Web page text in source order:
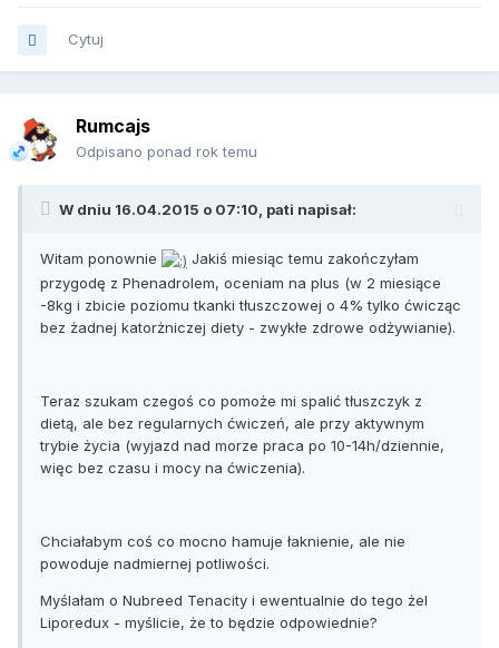
Cytuj
Rumcajs
Odpisano ponad rok temu
W dniu 16.04.2015 o 07:10, pati napisał:
Witam ponownie
Jakiś miesiąc temu zakończyłam
przygodę z Phenadrolem, oceniam na plus (w 2 miesiące
-8kg i zbicie poziomu tkanki tłuszczowej o 4% tylko ćwicząc
bez żadnej katorżniczej diety - zwykłe zdrowe odżywianie).
Teraz szukam czegoś co pomoże mi spalić tłuszczyk z
dietą, ale bez regularnych ćwiczeń, ale przy aktywnym
trybie życia (wyjazd nad morze praca po 10-14h/dziennie,
więc bez czasu i mocy na ćwiczenia).
Chciałabym coś co mocno hamuje łaknienie, ale nie
powoduje nadmiernej potliwości.
Myślałam o Nubreed Tenacity i ewentualnie do tego żel
Liporedux - myślicie, że to będzie odpowiednie?